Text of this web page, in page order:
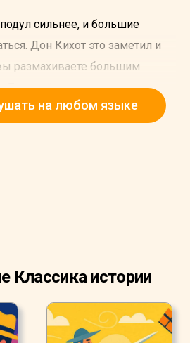
сильнее, и большие
Дон Кихот это заметил и
размахиваете большим
Бриарей, вам все равно
на любом языке
Классика истории